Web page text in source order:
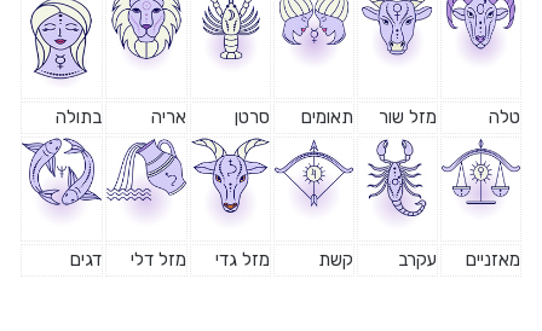
טלה מזל שור תאומים סרטן אריה בתולה
מאזניים עקרב קשת מזל גדי מזל דלי דגים